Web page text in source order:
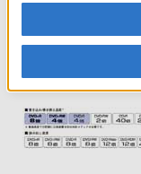
さまざまなフォー
用途に応じて活用